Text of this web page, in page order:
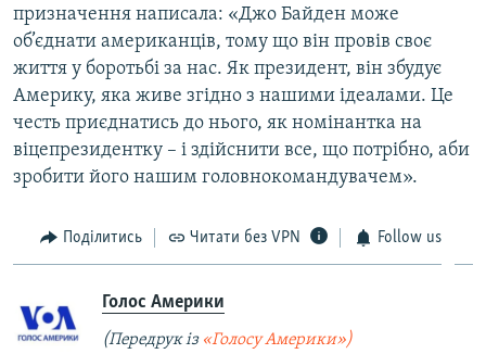
призначення написала: «Джо Байден може
об’єднати американців, тому що він провів своє
життя у боротьбі за нас. Як президент, він збудує
Америку, яка живе згідно з нашими ідеалами. Це
честь приєднатись до нього, як номінантка на
віцепрезидентку – і здійснити все, що потрібно, аби
зробити його нашим головнокомандувачем».
Поділитись Читати без VPN Follow us
Голос Америки
(Передрук із «Голосу Америки»)